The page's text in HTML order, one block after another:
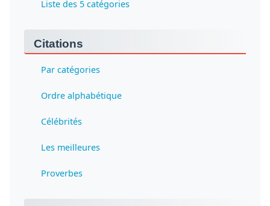
Liste des 5 catégories
Citations
Par catégories
Ordre alphabétique
Célébrités
Les meilleures
Proverbes